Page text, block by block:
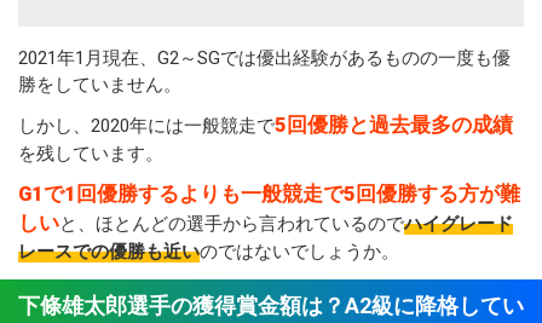
2021年1月現在、G2～SGでは優出経験があるものの一度も優
勝をしていません。
しかし、2020年には一般競走で5回優勝と過去最多の成績
を残しています。
G1で1回優勝するよりも一般競走で5回優勝する方が難
しいと、ほとんどの選手から言われているのでハイグレード
レースでの優勝も近いのではないでしょうか。
下條雄太郎選手の獲得賞金額は？A2級に降格してい